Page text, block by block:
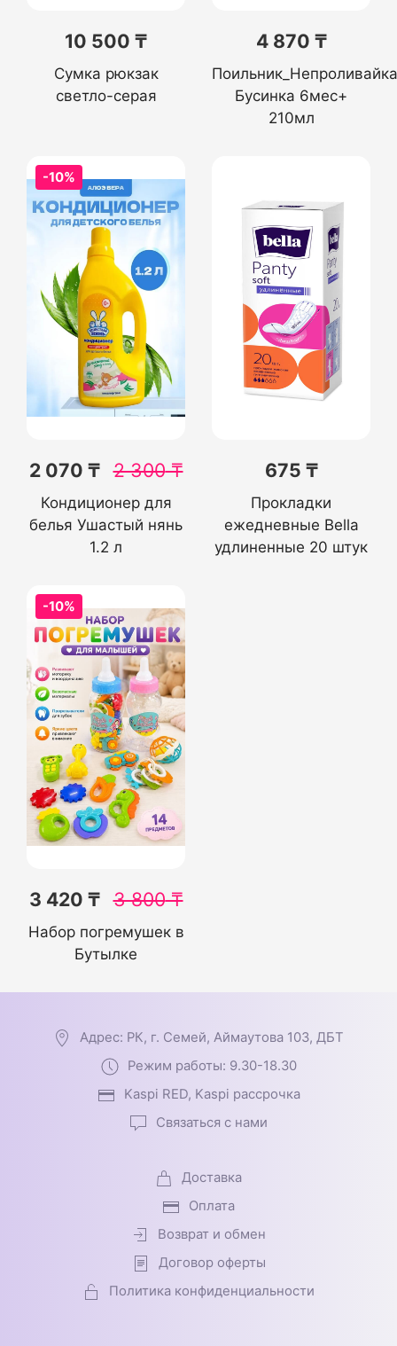
10 500 ₸
Сумка рюкзак
светло-серая
4 870 ₸
Поильник_Непроливайка
Бусинка 6мес+
210мл
-10%
2 070 ₸ 2 300₸
Кондиционер для
белья Ушастый нянь
1.2 л
675 ₸
Прокладки
ежедневные Bella
удлиненные 20 штук
-10%
3 420 ₸ 3 800₸
Набор погремушек в
Бутылке
Адрес: РК, г. Семей, Аймаутова 103, ДБТ
Режим работы: 9.30-18.30
Kaspi RED, Kaspi рассрочка
Связаться с нами
Доставка
Оплата
Возврат и обмен
Договор оферты
Политика конфиденциальности